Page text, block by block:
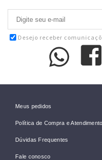
Desejo receber
Meus pedidos
Política de Compra e Atendimento
Dúvidas Frequentes
Fale conosco